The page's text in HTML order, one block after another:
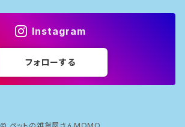
Instagram
フォローする